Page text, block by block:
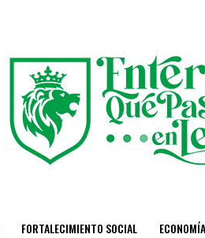
FORTALECIMIENTO SOCIAL ECONOMÍA